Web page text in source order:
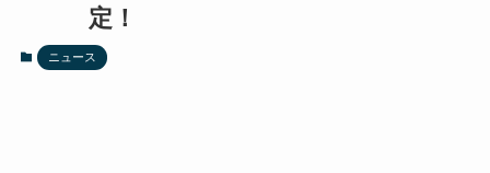
定！
ニュース